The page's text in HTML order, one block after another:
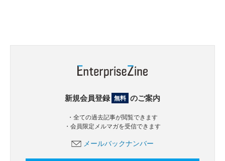
新規会員登録 無料 のご案内
・全ての過去記事が閲覧できます
・会員限定メルマガを受信できます
メールバックナンバー